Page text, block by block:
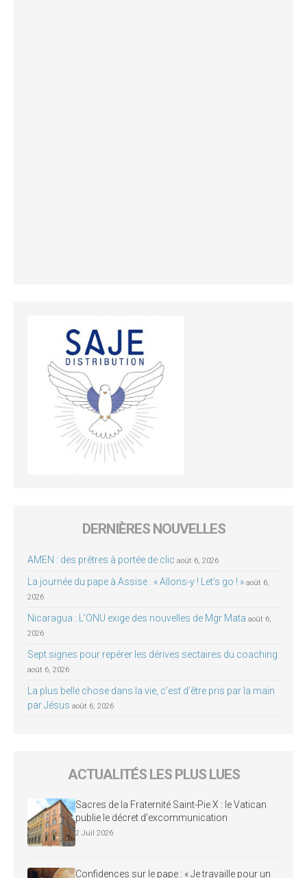
DERNIÈRES NOUVELLES
AMEN : des prêtres à portée de clic août 6, 2026
La journée du pape à Assise : « Allons-y ! Let’s go ! » août 6,
2026
Nicaragua : L’ONU exige des nouvelles de Mgr Mata août 6,
2026
Sept signes pour repérer les dérives sectaires du coaching
août 6, 2026
La plus belle chose dans la vie, c’est d’être pris par la main
par Jésus août 6, 2026
ACTUALITÉS LES PLUS LUES
Sacres de la Fraternité Saint-Pie X : le Vatican
publie le décret d’excommunication
2 Juil 2026
Confidences sur le pape : « Je travaille pour un